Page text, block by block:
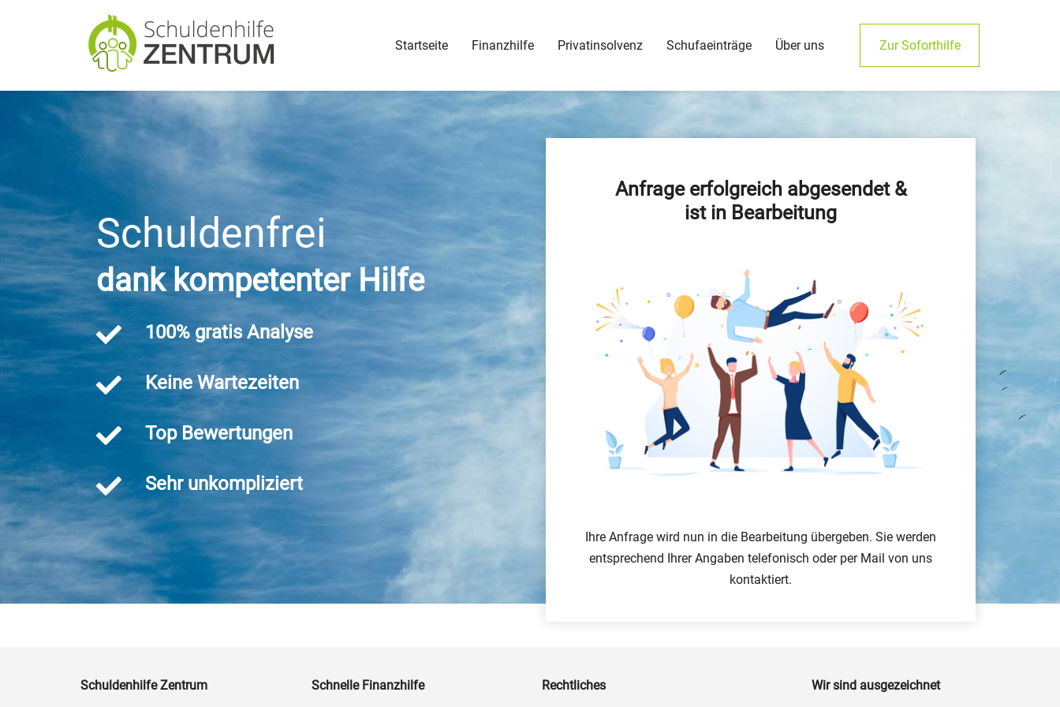
Startseite Finanzhilfe Privatinsolvenz Schufaeinträge Über uns Zur Soforthilfe
Schuldenfrei
dank kompetenter Hilfe
100% gratis Analyse
Keine Wartezeiten
Top Bewertungen
Sehr unkompliziert
Anfrage erfolgreich abgesendet &
ist in Bearbeitung
Ihre Anfrage wird nun in die Bearbeitung übergeben. Sie werden
entsprechend Ihrer Angaben telefonisch oder per Mail von uns
kontaktiert.
Schuldenhilfe Zentrum Schnelle Finanzhilfe Rechtliches Wir sind ausgezeichnet